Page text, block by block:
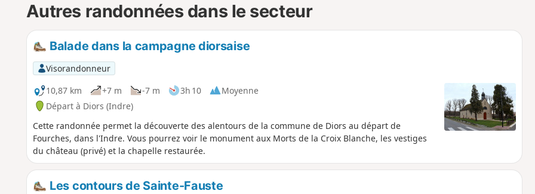
Autres randonnées dans le secteur
Balade dans la campagne diorsaise
Visorandonneur
10,87 km
+7 m -7 m 3h 10
Moyenne
Départ à Diors (Indre)
Cette randonnée permet la découverte des alentours de la commune de Diors au départ de
Fourches, dans l'Indre. Vous pourrez voir le monument aux Morts de la Croix Blanche, les vestiges
du château (privé) et la chapelle restaurée.
Les contours de Sainte-Fauste